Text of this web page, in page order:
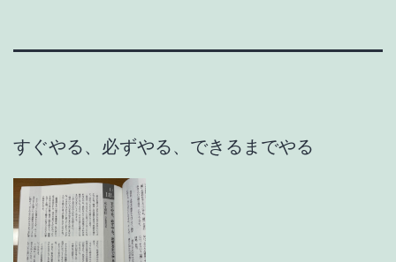
すぐやる、必ずやる、できるまでやる